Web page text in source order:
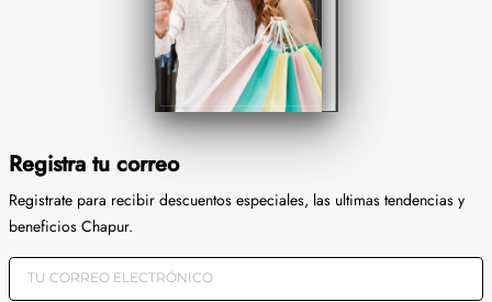
Registra tu correo
Registrate para recibir descuentos especiales, las ultimas tendencias y
beneficios Chapur.